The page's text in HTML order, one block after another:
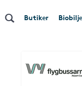
Butiker